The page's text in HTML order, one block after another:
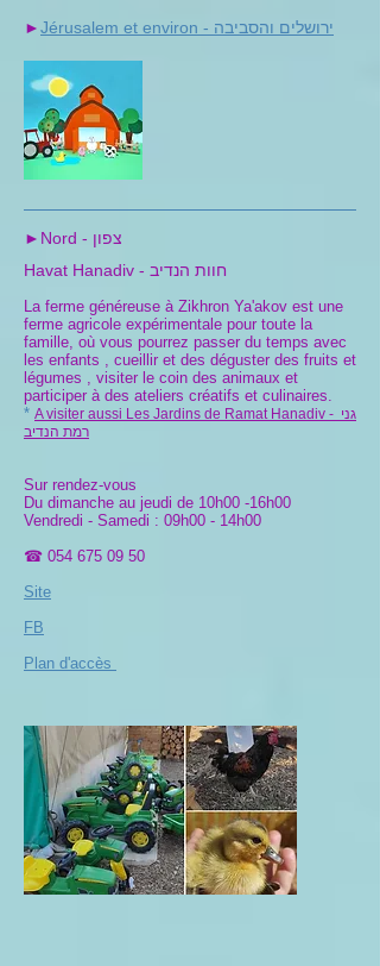
►
Jérusalem et environ - ירושלים והסביבה
►
Havat Hanadiv - חוות הנדיב
La ferme généreuse à Zikhron Ya'akov est une
ferme agricole expérimentale pour toute la
famille, où vous pourrez passer du temps avec
les enfants , cueillir et des déguster des fruits et
légumes , visiter le coin des animaux et
participer à des ateliers créatifs et culinaires.
* A visiter aussi Les Jardins de Ramat Hanadiv - גני
רמת הנדיב
Sur rendez-vous
Du dimanche au jeudi de 10h00 -16h00
Vendredi - Samedi : 09h00 - 14h00
☎ 054 675 09 50
Site
FB
Plan d'accès